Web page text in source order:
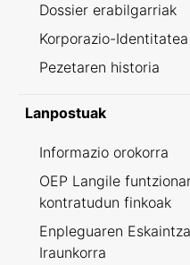
Dossier erabilgarriak
Korporazio-Identitatea
Pezetaren historia
Lanpostuak
Informazio orokorra
OEP Langile
kontratudun finkoak
Enpleguaren
Iraunkorra